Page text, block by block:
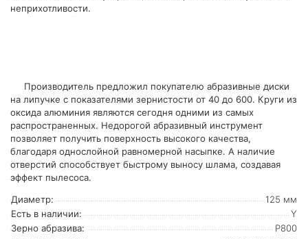
неприхотливости.
Производитель предложил покупателю абразивные диски
на липучке с показателями зернистости от 40 до 600. Круги из
оксида алюминия являются сегодня одними из самых
распространенных. Недорогой абразивный инструмент
позволяет получить поверхность высокого качества,
благодаря однослойной равномерной насыпке. А наличие
отверстий способствует быстрому выносу шлама, создавая
эффект пылесоса.
Диаметр:
125 мм
Есть в наличии:
Y
Зерно абразива:
P800